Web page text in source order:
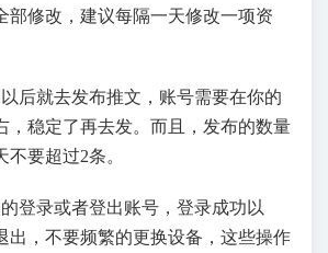
部修改，建议每隔一天修改一项资
后就去发布推文，账号需要在你的
，稳定了再去发。而且，发布的数量
要超过2条。
登录或者登出账号，登录成功以
出，不要频繁的更换设备，这些操作